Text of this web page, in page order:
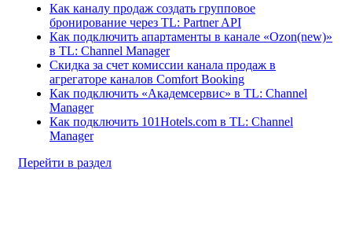
Как каналу продаж создать групповое
бронирование через TL: Partner API
Как подключить апартаменты в канале «Ozon(new)»
в TL: Channel Manager
Скидка за счет комиссии канала продаж в
агрегаторе каналов Comfort Booking
Как подключить «Академсервис» в TL: Channel
Manager
Как подключить 101Hotels.com в TL: Channel
Manager
Перейти в раздел